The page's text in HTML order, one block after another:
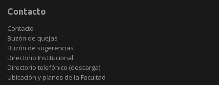
Contacto
Contacto
Buzón de quejas
Buzón de sugerencias
Directorio Institucional
Directorio telefónico (descarga)
Ubicación y planos de la Facultad